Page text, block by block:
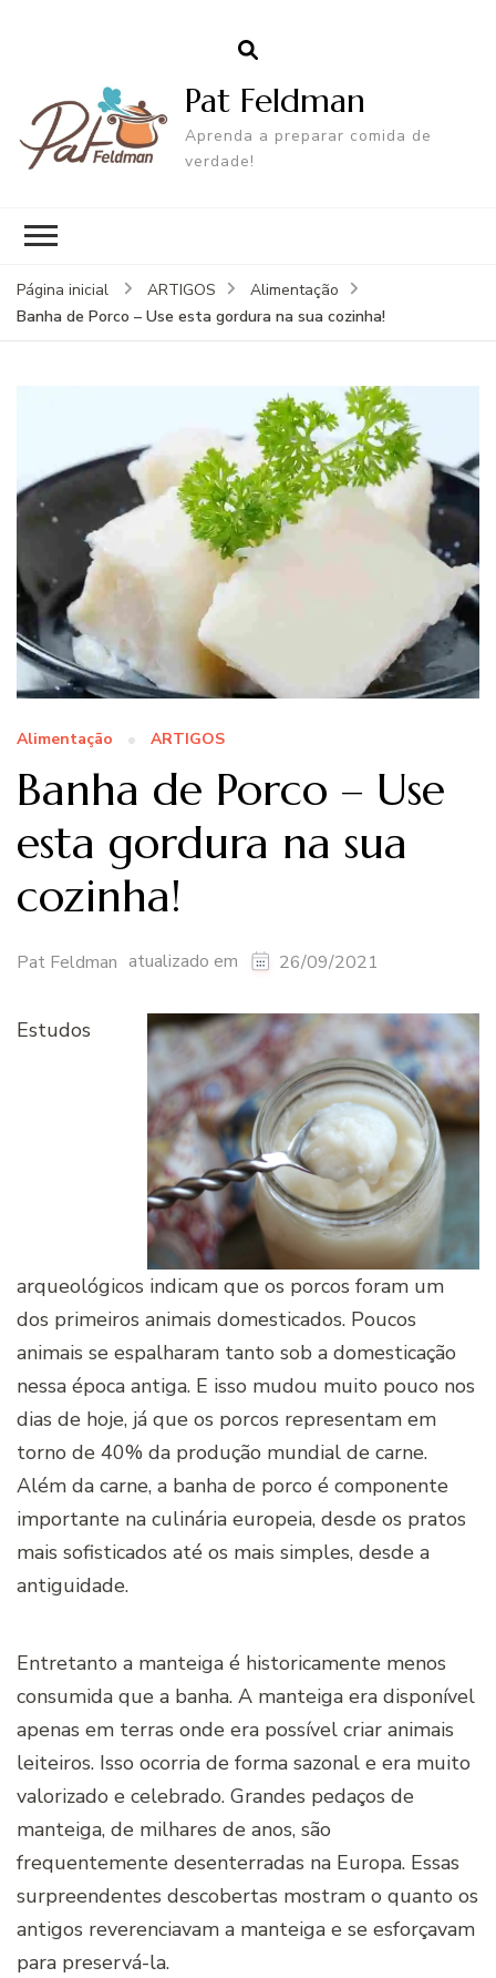
Pat Feldman
Aprenda a preparar comida de
verdade!
Página inicial ARTIGOS
Alimentação
Banha de Porco – Use esta gordura na sua cozinha!
Alimentação ARTIGOS
Banha de Porco – Use
esta gordura na sua
cozinha!
Pat Feldman atualizado em 26/09/2021
Estudos
arqueológicos indicam que os porcos foram um
dos primeiros animais domesticados. Poucos
animais se espalharam tanto sob a domesticação
nessa época antiga. E isso mudou muito pouco nos
dias de hoje, já que os porcos representam em
torno de 40% da produção mundial de carne.
Além da carne, a banha de porco é componente
importante na culinária europeia, desde os pratos
mais sofisticados até os mais simples, desde a
antiguidade.
Entretanto a manteiga é historicamente menos
consumida que a banha. A manteiga era disponível
apenas em terras onde era possível criar animais
leiteiros. Isso ocorria de forma sazonal e era muito
valorizado e celebrado. Grandes pedaços de
manteiga, de milhares de anos, são
frequentemente desenterradas na Europa. Essas
surpreendentes descobertas mostram o quanto os
antigos reverenciavam a manteiga e se esforçavam
para preservá-la.